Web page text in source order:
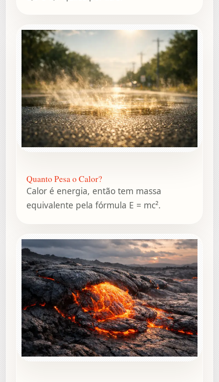
Quanto Pesa o Calor?
Calor é energia, então tem massa
equivalente pela fórmula E = mc².